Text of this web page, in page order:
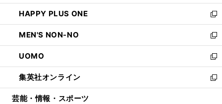
開
く
ウ
で
開
く
ン
ド
ウ
で
開
く
ウ
ィ
ン
ド
ウ
で
開
く
し
い
ウ
ィ
ン
ド
ウ
で
開
HAPPY PLUS ONE
新
し
い
ウ
ィ
ン
ド
ウ
MEN'S NON-NO
新
し
い
ウ
ィ
ン
UOMO
新
し
い
ウ
集英社オンライン
新
し
芸能・情報・スポーツ